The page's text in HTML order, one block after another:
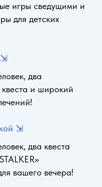
игры сведущими и
для детских
⇲
два
и широкий
⇲
два квеста
вашего вечера!